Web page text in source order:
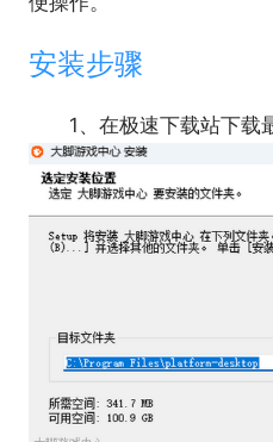
安装步骤
1、在极速下载站下载